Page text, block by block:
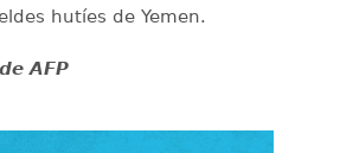
hutíes de Yemen.
AFP